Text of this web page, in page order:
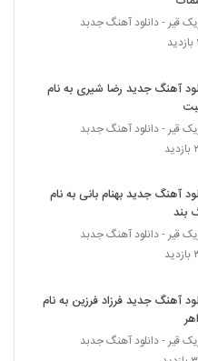
Shayan Mir
Mansour Pirhadi
خاطیره از هومر
جدید و زیبای حامد شجاعی با نام
از امیرحسین خاتم(پاپ)
قیر - دانلود آهنگ جدبد
آهنگ جدید رضا شیری به نام
قیر - دانلود آهنگ جدبد
آهنگ جدید بهنام بانی به نام
بند
قیر - دانلود آهنگ جدبد
آهنگ جدید فرزاد فرزین به نام
قیر - دانلود آهنگ جدبد